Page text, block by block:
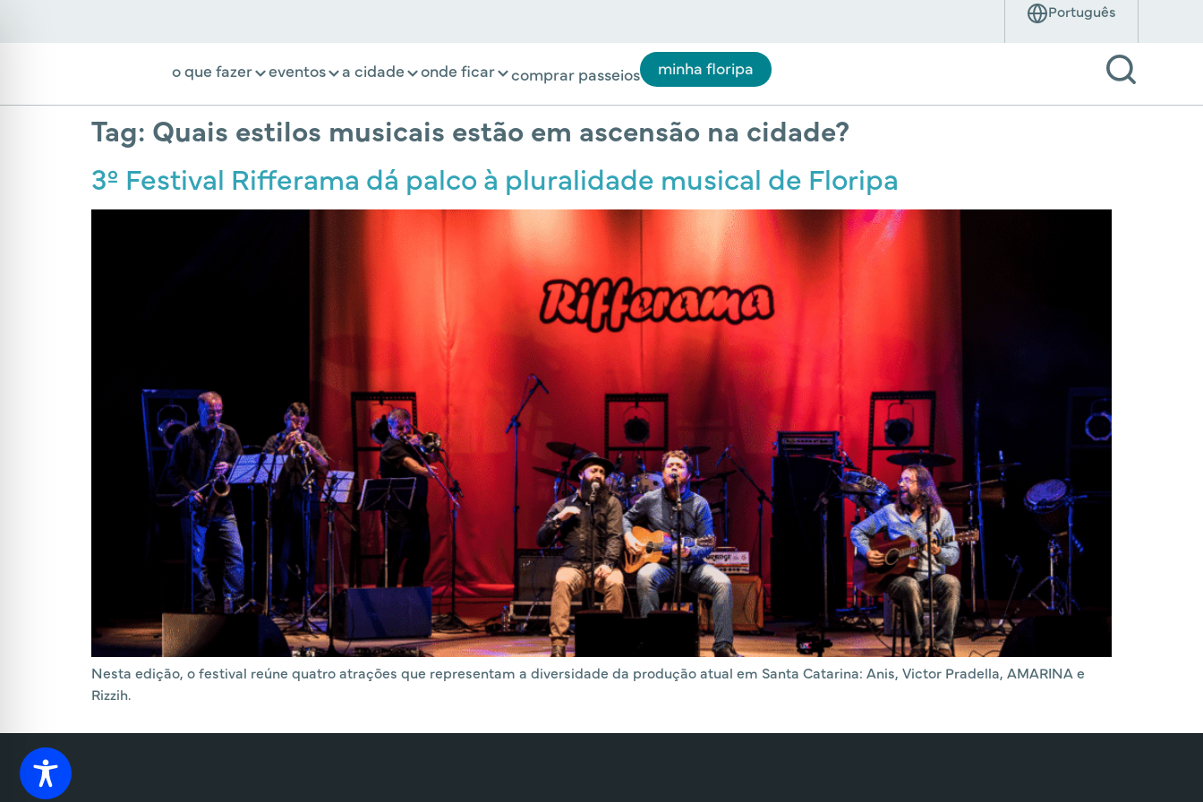
o que fazer eventos a cidade onde ficar comprar passeios minha floripa
Tag: Quais estilos musicais estão em ascensão na cidade?
3º Festival Rifferama dá palco à pluralidade musical de Floripa
Nesta edição, o festival reúne quatro atrações que representam a diversidade da produção atual em Santa Catarina: Anis, Victor Pradella, AMARINA e
Rizzih.